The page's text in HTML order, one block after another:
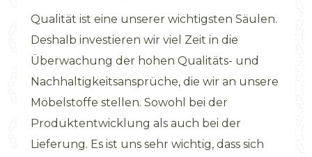
Qualität ist eine unserer wichtigsten Säulen.
Deshalb investieren wir viel Zeit in die
Überwachung der hohen Qualitäts- und
Nachhaltigkeitsansprüche, die wir an unsere
Möbelstoffe stellen. Sowohl bei der
Produktentwicklung als auch bei der
Lieferung. Es ist uns sehr wichtig, dass sich